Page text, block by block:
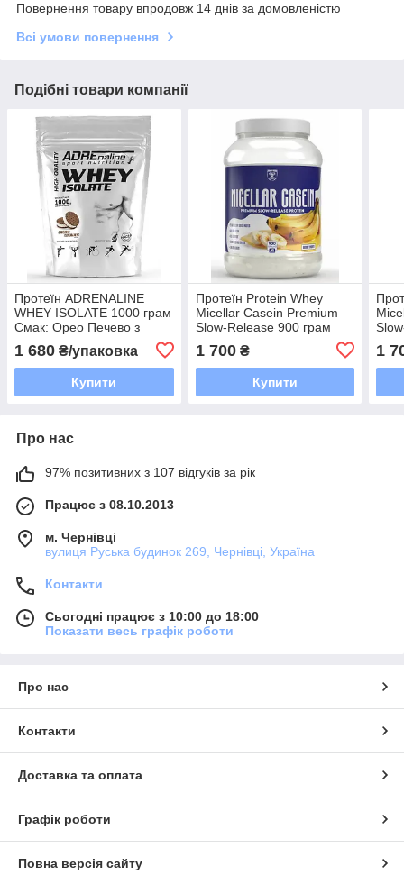
Повернення товару впродовж 14 днів за домовленістю
Всі умови повернення
Подібні товари компанії
Протеїн ADRENALINE
WHEY ISOLATE 1000 грам
Смак: Орео Печево з
1 680 ₴/упаковка
Купити
Протеїн Protein Whey
Micellar Casein Premium
Slow-Release 900 грам
1 700₴
Купити
1
Про нас
97% позитивних з 107 відгуків за рік
Працює з 08.10.2013
м. Чернівці
вулиця Руська будинок 269, Чернівці, Україна
Контакти
Сьогодні працює з 10:00 до 18:00
Показати весь графік роботи
Про нас
Контакти
Доставка та оплата
Графік роботи
Повна версія сайту